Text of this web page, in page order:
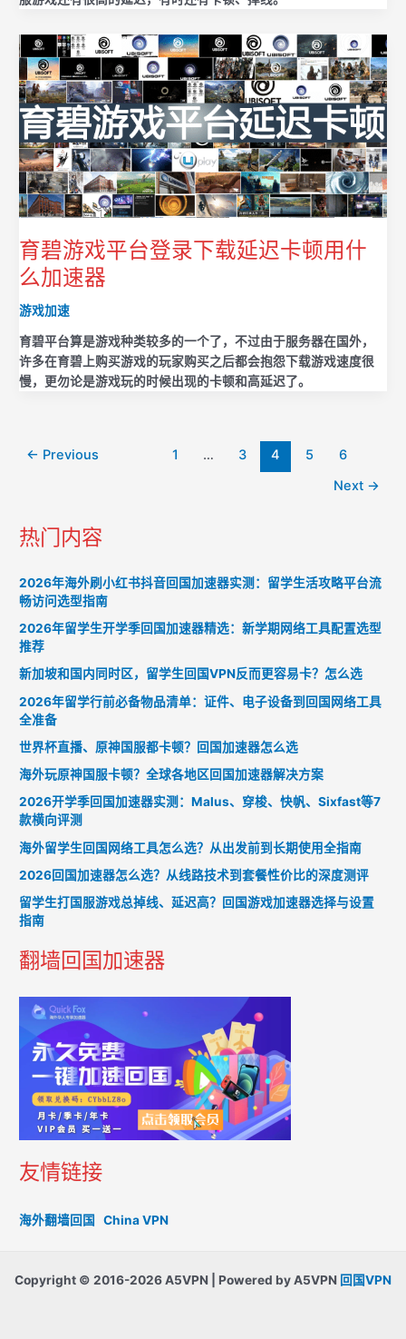
育碧游戏平台登录下载延迟卡顿用什
么加速器
游戏加速
育碧平台算是游戏种类较多的一个了，不过由于服务器在国外，
许多在育碧上购买游戏的玩家购买之后都会抱怨下载游戏速度很
慢，更勿论是游戏玩的时候出现的卡顿和高延迟了。
Post← Previous 1 … 3 4 5
6
Next →
热门内容
2026年海外刷小红书抖音回国加速器实测：留学生活攻略平台流
畅访问选型指南
2026年留学生开学季回国加速器精选：新学期网络工具配置选型
推荐
新加坡和国内同时区，留学生回国VPN反而更容易卡？怎么选
2026年留学行前必备物品清单：证件、电子设备到回国网络工具
全准备
世界杯直播、原神国服都卡顿？回国加速器怎么选
海外玩原神国服卡顿？全球各地区回国加速器解决方案
2026开学季回国加速器实测：Malus、穿梭、快帆、Sixfast等7
款横向评测
海外留学生回国网络工具怎么选？从出发前到长期使用全指南
2026回国加速器怎么选？从线路技术到套餐性价比的深度测评
留学生打国服游戏总掉线、延迟高？回国游戏加速器选择与设置
指南
翻墙回国加速器
友情链接
海外翻墙回国 China VPN
Copyright © 2016-2026 A5VPN | Powered by A5VPN 回国VPN